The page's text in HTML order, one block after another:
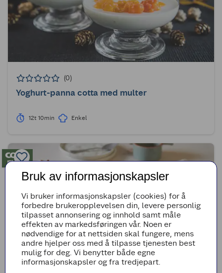
(0)
Yoghurt-panna cotta med multer
12t 10min Enkel
Bruk av informasjonskapsler
Vi bruker informasjonskapsler (cookies) for å
forbedre brukeropplevelsen din, levere personlig
tilpasset annonsering og innhold samt måle
effekten av markedsføringen vår. Noen er
nødvendige for at nettsiden skal fungere, mens
andre hjelper oss med å tilpasse tjenesten best
mulig for deg. Vi benytter både egne
informasjonskapsler og fra tredjepart.